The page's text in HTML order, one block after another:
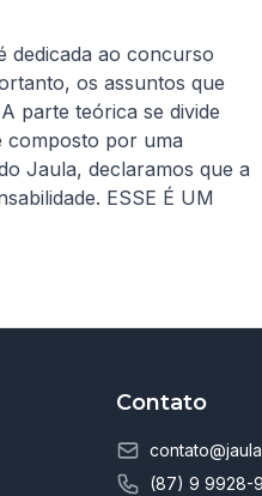
dedicada ao concurso
os assuntos que
parte teórica se divide
composto por uma
Jaula, declaramos que a
ESSE É UM
Contato
(87) 9 9928-